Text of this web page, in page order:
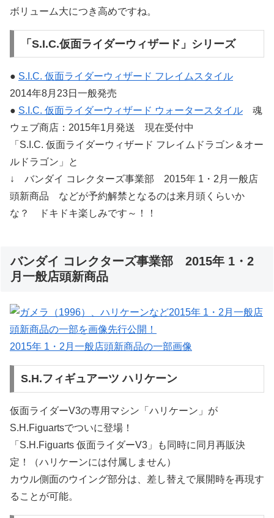
ボリューム大につき高めですね。
「S.I.C.仮面ライダーウィザード」シリーズ
● S.I.C. 仮面ライダーウィザード フレイムスタイル
2014年8月23日一般発売
● S.I.C. 仮面ライダーウィザード ウォータースタイル 魂
ウェブ商店：2015年1月発送 現在受付中
「S.I.C. 仮面ライダーウィザード フレイムドラゴン＆オー
ルドラゴン」と
↓ バンダイ コレクターズ事業部 2015年 1・2月一般店
頭新商品 などが予約解禁となるのは来月頭くらいか
な？ ドキドキ楽しみです～！！
バンダイ コレクターズ事業部 2015年 1・2
月一般店頭新商品
2015年 1・2月一般店頭新商品の一部画像
S.H.フィギュアーツ ハリケーン
仮面ライダーV3の専用マシン「ハリケーン」が
S.H.Figuartsでついに登場！
「S.H.Figuarts 仮面ライダーV3」も同時に同月再販決
定！（ハリケーンには付属しません）
カウル側面のウイング部分は、差し替えで展開時を再現す
ることが可能。